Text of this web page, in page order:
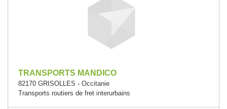
TRANSPORTS MANDICO
82170 GRISOLLES - Occitanie
Transports routiers de fret interurbains